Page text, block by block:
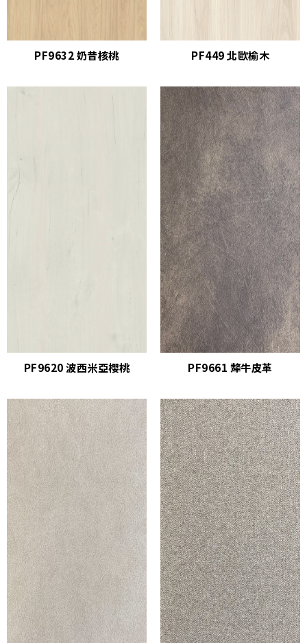
PF9632 奶昔核桃 PF449 北歐榆木
PF9620 波西米亞櫻桃 PF9661 犛牛皮革